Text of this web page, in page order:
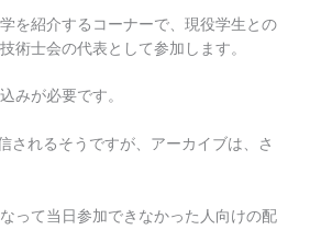
を紹介するコーナーで、現役学生との
術士会の代表として参加します。
みが必要です。
されるそうですが、アーカイブは、さ
って当日参加できなかった人向けの配